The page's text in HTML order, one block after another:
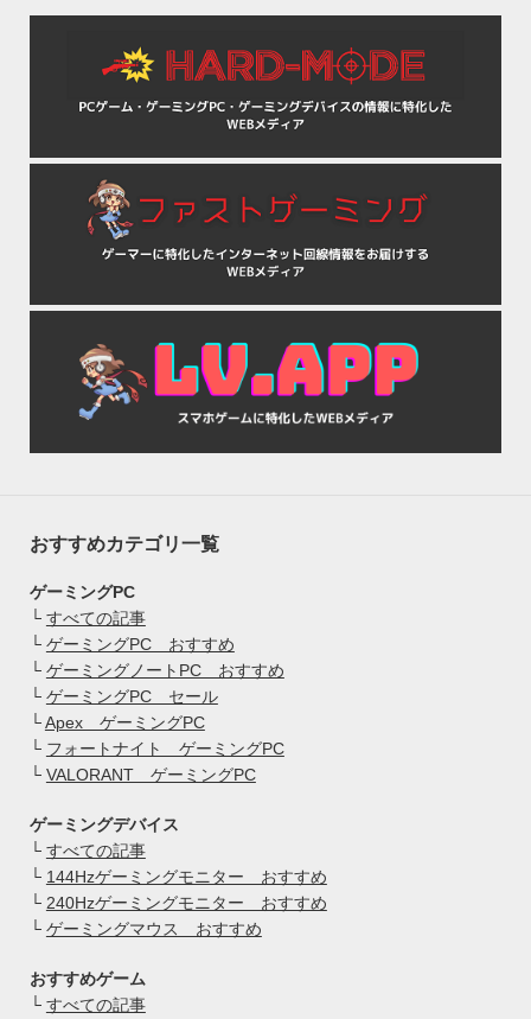
おすすめカテゴリ一覧
ゲーミングPC
└ すべての記事
└ ゲーミングPC おすすめ
└ ゲーミングノートPC おすすめ
└ ゲーミングPC セール
└Apex ゲーミングPC
└ フォートナイト ゲーミングPC
└ VALORANT ゲーミングPC
ゲーミングデバイス
└ すべての記事
└ 144Hzゲーミングモニター おすすめ
└ 240Hzゲーミングモニター おすすめ
└ ゲーミングマウス おすすめ
おすすめゲーム
└ すべての記事